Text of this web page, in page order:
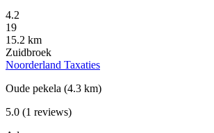
4.2
19
15.2 km
Zuidbroek
Noorderland Taxaties
Oude pekela (4.3 km)
5.0 (1 reviews)